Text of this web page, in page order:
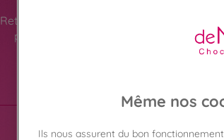
Retrouvez ici les chocolats disponibles
pour préparer votre visite en toute
gourmandises
Même nos
Ils nous assurent du bon